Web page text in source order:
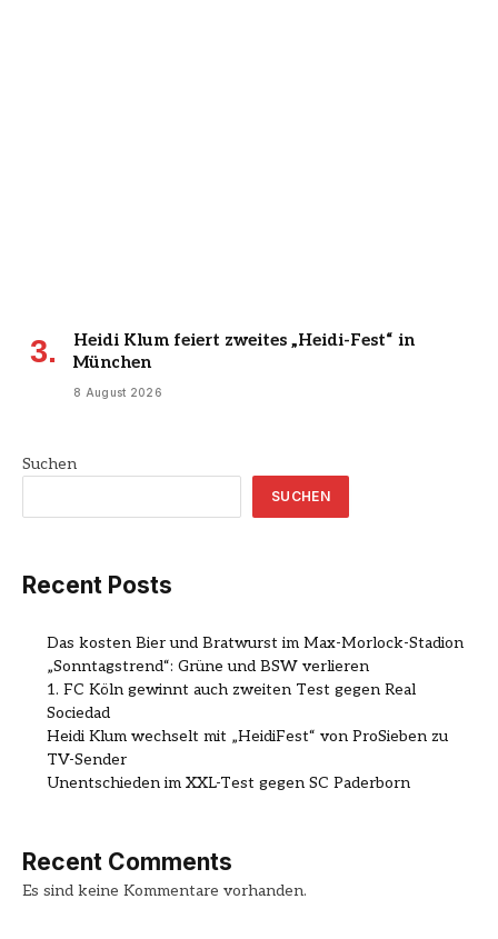
Heidi Klum feiert zweites „Heidi-Fest“ in
München
8 August 2026
Suchen
SUCHEN
Recent Posts
Das kosten Bier und Bratwurst im Max-Morlock-Stadion
„Sonntagstrend“: Grüne und BSW verlieren
1. FC Köln gewinnt auch zweiten Test gegen Real
Sociedad
Heidi Klum wechselt mit „HeidiFest“ von ProSieben zu
TV-Sender
Unentschieden im XXL-Test gegen SC Paderborn
Recent Comments
Es sind keine Kommentare vorhanden.